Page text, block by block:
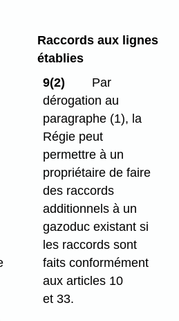
Raccords aux lignes
établies
9(2)
Par
dérogation au
paragraphe (1), la
Régie peut
permettre à un
propriétaire de faire
des raccords
additionnels à un
gazoduc existant si
les raccords sont
faits conformément
aux articles 10
et 33.